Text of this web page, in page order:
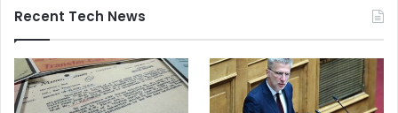
Recent Tech News